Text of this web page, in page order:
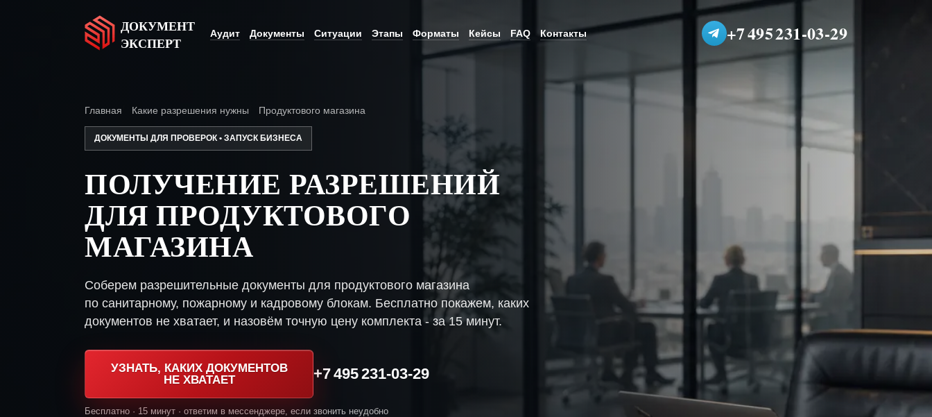
ДОКУМЕНТ
ЭКСПЕРТ
Аудит Документы Ситуации Этапы Форматы Кейсы FAQ Контакты +7 495 231-03-29
Главная Какие разрешения нужны Продуктового магазина
ДОКУМЕНТЫ ДЛЯ ПРОВЕРОК • ЗАПУСК БИЗНЕСА
ПОЛУЧЕНИЕ РАЗРЕШЕНИЙ
ДЛЯ ПРОДУКТОВОГО
МАГАЗИНА
Соберем разрешительные документы для продуктового магазина
по санитарному, пожарному и кадровому блокам. Бесплатно покажем, каких
документов не хватает, и назовём точную цену комплекта - за 15 минут.
УЗНАТЬ, КАКИХ ДОКУМЕНТОВ
НЕ ХВАТАЕТ
+7 495 231-03-29
Бесплатно · 15 минут · ответим в мессенджере, если звонить неудобно